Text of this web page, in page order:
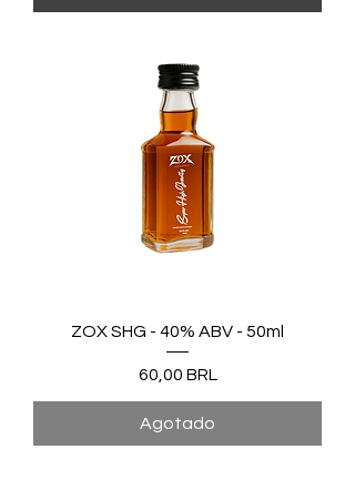
ZOX SHG - 40% ABV - 50ml
Precio
60,00 BRL
Agotado